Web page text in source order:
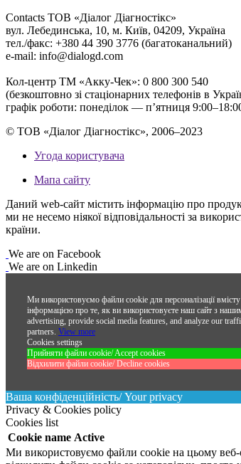
Contacts ТОВ «Діалог Діагностікс»
вул. Лебединська, 10, м. Київ, 04209, Україна
тел./факс: +380 44 390 3776 (багатоканальний)
e-mail: info@dialogd.com
Кол-центр ТМ «Акку-Чек»: 0 800 300 540
(безкоштовно зі стаціонарних телефонів в
графік роботи: понеділок — п’ятниця
© ТОВ «Діалог Діагностікс», 2006–2023
Угода користувача
Мапа сайту
Даний web-сайт містить інформацію про
ми не несемо ніякої відповідальності за
країни.
We are on Facebook
We are on Linkedin
Ми використовуємо файли cookie для персоналізації
інформацією про те, як ви використовуєте наш сайт з
advertising, provide social media features, and analyze our
partners. View more
Cookies settings
Прийняти файли cookie/ Accept cookies
Відхилити файли cookie/ Decline cookies
Ваша конфіденційність/ Your privacy
Privacy & Cookies policy
Cookies list
Cookie name Active
Ми використовуємо файли cookie на цьому